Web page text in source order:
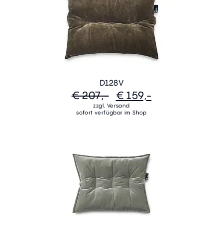
D128V
€ 207,- € 159,-
zzgl. Versand
sofort verfügbar im Shop